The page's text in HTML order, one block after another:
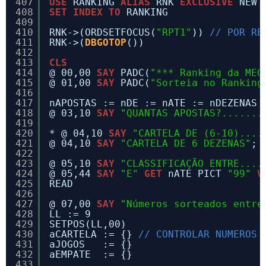
408
409
410
411
412
413
414
415
416
417
418
419
420
421
422
423
424
425
426
427
428
429
430
431
432
SET
INDEX TO
RANKING
RNK->(ORDSETFOCUS( "RPT1" )) // POR
RNK->( DBGOTOP ())
CLS
@ 00,00 SAY PADC( "*** Ranking da
@ 01,00 SAY PADC( "Sorteia no
nAPOSTAS := nDE := nATE :=
@ 03,10 SAY
"QUANTAS
* @ 04,10 SAY
"CARTELA DE (6-
@ 04,10 SAY "CARTELA DE 6 DEZENAS" ;
@ 05,10 SAY
"CLASSIFICAÇÃO
@ 05,44 SAY "E" GET nATE PICT "99"
READ
@ 07,00 SAY
"Números sorteados
LL := 9
SETPOS(LL,00)
aCARTELA := {} // CONTROLAR NUMEROS
aJOGOS   := {}
aEMPATE  := {}